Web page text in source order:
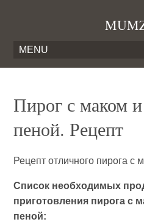
Пирог с маком
пеной. Рецепт
Рецепт отличного пирога с
Список необходимых
приготовления пирога с
пеной: